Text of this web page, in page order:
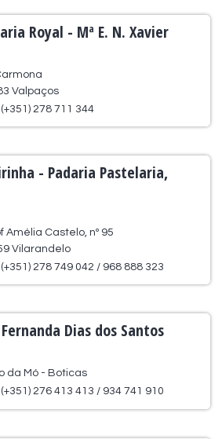
Royal - Mª E. N. Xavier
Valpaços
278 711 344
- Padaria Pastelaria,
Amélia Castelo, nº 95
Vilarandelo
(+351) 278 749 042 / 968 888 323
Dias dos Santos
da Mó - Boticas
(+351) 276 413 413 / 934 741 910